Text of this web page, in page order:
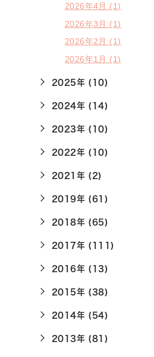
2026年4月 (1)
2026年3月 (1)
2026年2月 (1)
2026年1月 (1)
2025年 (10)
2024年 (14)
2023年 (10)
2022年 (10)
2021年 (2)
2019年 (61)
2018年 (65)
2017年 (111)
2016年 (13)
2015年 (38)
2014年 (54)
2013年 (81)